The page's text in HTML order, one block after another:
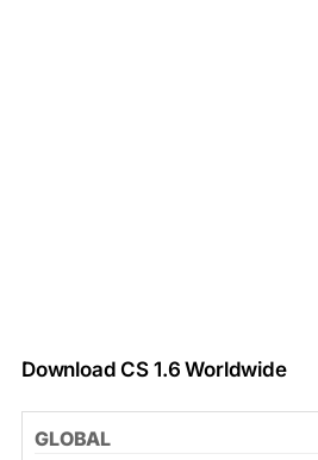
Download CS 1.6 Worldwide
GLOBAL